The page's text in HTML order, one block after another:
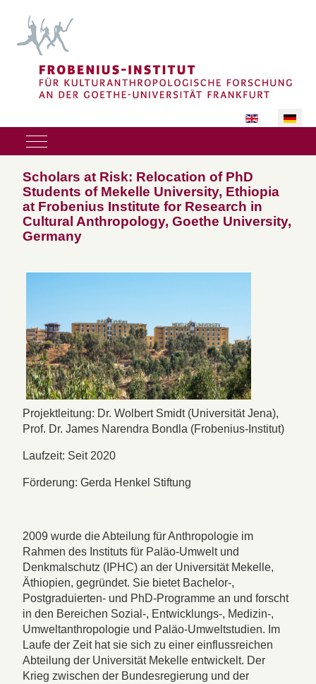
Sprache
Mobile Menu Toggle
Scholars at Risk: Relocation of PhD
Students of Mekelle University, Ethiopia
at Frobenius Institute for Research in
Cultural Anthropology, Goethe University,
Germany
Projektleitung: Dr. Wolbert Smidt (Universität Jena),
Prof. Dr. James Narendra Bondla (Frobenius-Institut)
Laufzeit: Seit 2020
Förderung: Gerda Henkel Stiftung
2009 wurde die Abteilung für Anthropologie im
Rahmen des Instituts für Paläo-Umwelt und
Denkmalschutz (IPHC) an der Universität Mekelle,
Äthiopien, gegründet. Sie bietet Bachelor-,
Postgraduierten- und PhD-Programme an und forscht
in den Bereichen Sozial-, Entwicklungs-, Medizin-,
Umweltanthropologie und Paläo-Umweltstudien. Im
Laufe der Zeit hat sie sich zu einer einflussreichen
Abteilung der Universität Mekelle entwickelt. Der
Krieg zwischen der Bundesregierung und der